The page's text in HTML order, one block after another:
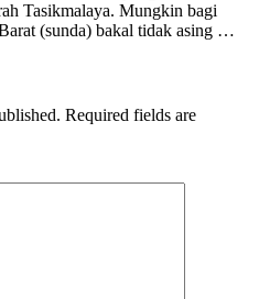
Tasikmalaya. Mungkin bagi
(sunda) bakal tidak asing …
Required fields are